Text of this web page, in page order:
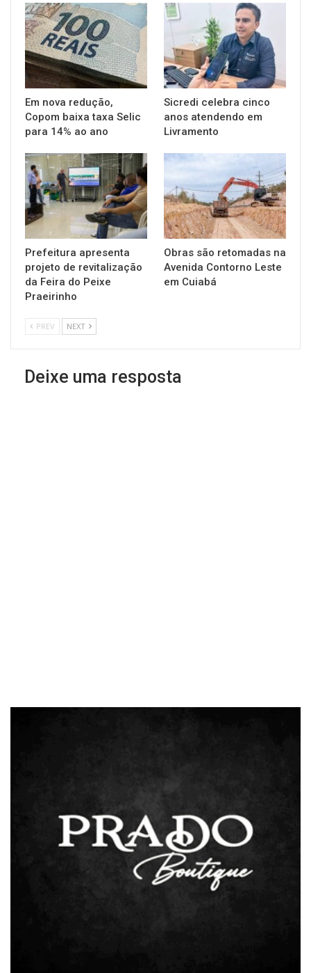
Em nova redução,
Copom baixa taxa Selic
para 14% ao ano
Sicredi celebra cinco
anos atendendo em
Livramento
Prefeitura apresenta
projeto de revitalização
da Feira do Peixe
Praeirinho
Obras são retomadas na
Avenida Contorno Leste
em Cuiabá
PREV NEXT
Deixe uma resposta